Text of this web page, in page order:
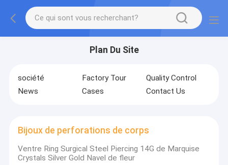
Plan Du Site
société Factory Tour
Quality Control
News
Cases Contact Us
Bijoux de perforations de corps
Ventre Ring Surgical Steel Piercing 14G de Marquise
Crystals Silver Gold Navel de fleur